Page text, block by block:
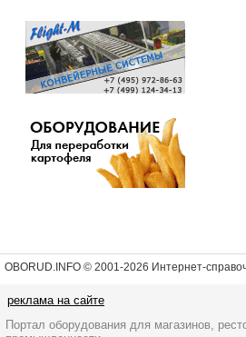
OBORUD.INFO © 2001-2026 Интернет-
реклама на сайте
Портал оборудования для магазинов,